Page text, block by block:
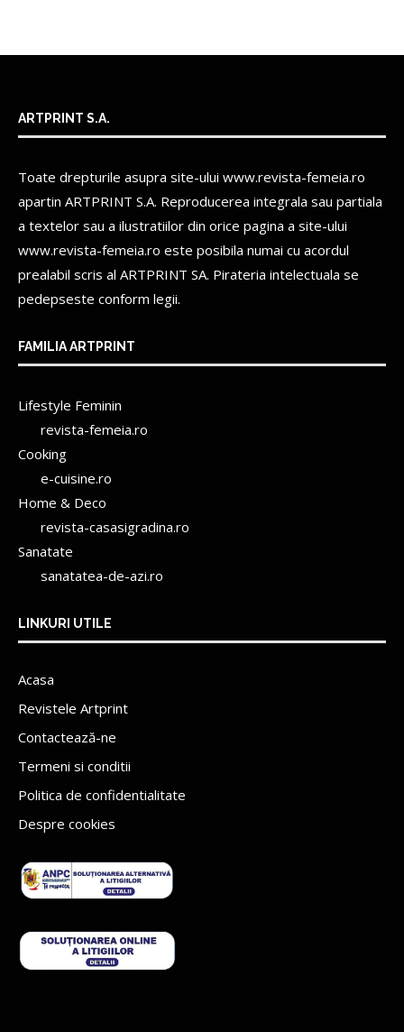
ARTPRINT S.A.
Toate drepturile asupra site-ului www.revista-femeia.ro
apartin ARTPRINT S.A. Reproducerea integrala sau partiala
a textelor sau a ilustratiilor din orice pagina a site-ului
www.revista-femeia.ro este posibila numai cu acordul
prealabil scris al ARTPRINT SA. Pirateria intelectuala se
pedepseste conform legii.
FAMILIA ARTPRINT
Lifestyle Feminin
revista-femeia.ro
Cooking
e-cuisine.ro
Home & Deco
revista-casasigradina.ro
Sanatate
sanatatea-de-azi.ro
LINKURI UTILE
Acasa
Revistele Artprint
Contactează-ne
Termeni si conditii
Politica de confidentialitate
Despre cookies